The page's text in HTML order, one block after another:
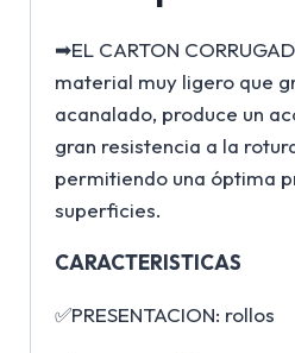
➡EL CARTON
material muy ligero que
acanalado, produce un
gran resistencia a la
permitiendo una óptima
superficies.
CARACTERISTICAS
✅PRESENTACION: rollos